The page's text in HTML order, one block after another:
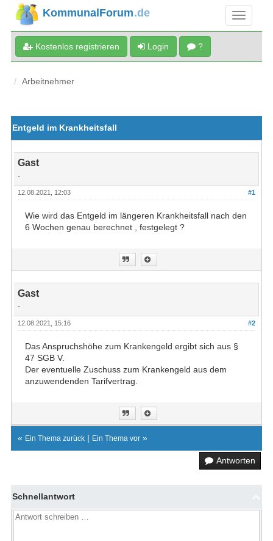
KommunalForum.de
Kostenlos registrieren Login ?
Arbeitnehmer
Entgeld im Krankheitsfall
Gast
-
#1
12.08.2021, 12:03
Wie wird das Entgeld im längeren Krankheitsfall nach den
6 Wochen genau berechnet , festgelegt ?
Gast
-
#2
12.08.2021, 15:16
Das Anspruchshöhe zum Krankengeld ergibt sich aus §
47 SGB V.
Der eventuelle Zuschuss zum Krankengeld aus dem
anzuwendenden Tarifvertrag.
« Ein Thema zurück| Ein Thema vor»
Antworten
Schnellantwort